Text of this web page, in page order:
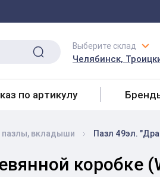
Выберите склад
Челябинск,
по артикулу
вкладыши Пазл 49эл.
коробке